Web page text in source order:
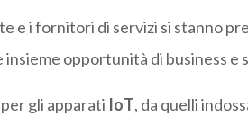
e i fornitori di servizi si stanno
insieme opportunità di business e
gli apparati IoT, da quelli